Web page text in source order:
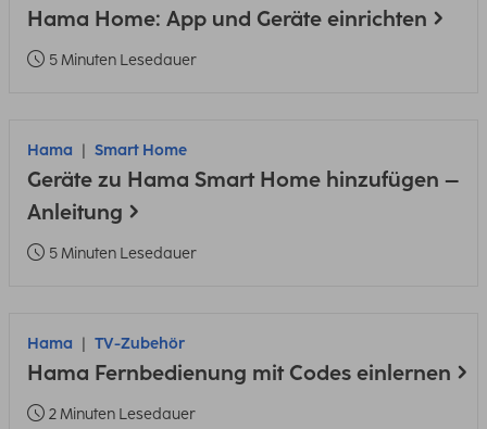
Hama Home: App und Geräte einrichten
5 Minuten Lesedauer
Hama Smart Home
Geräte zu Hama Smart Home hinzufügen –
Anleitung
5 Minuten Lesedauer
Hama TV-Zubehör
Hama Fernbedienung mit Codes einlernen
2 Minuten Lesedauer